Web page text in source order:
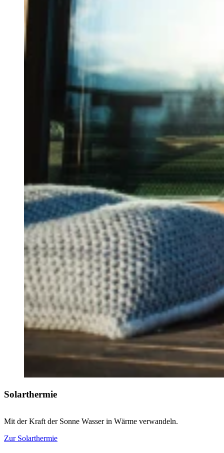
Solarthermie
Mit der Kraft der Sonne Wasser in Wärme verwandeln.
Zur Solarthermie